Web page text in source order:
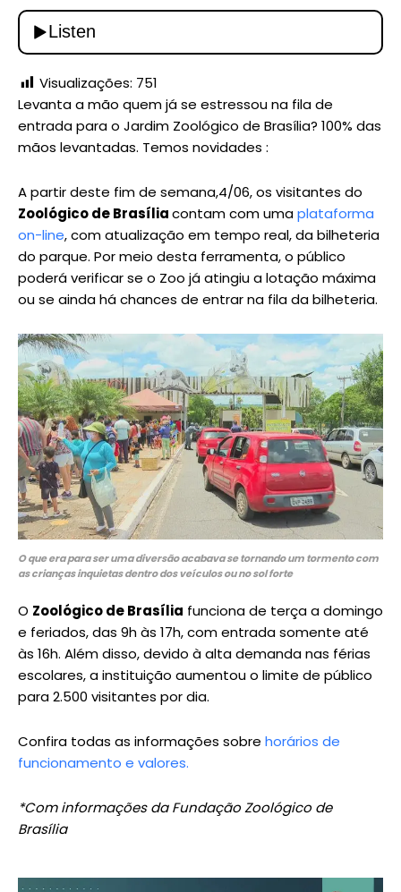
Visualizações: 751
Levanta a mão quem já se estressou na fila de
entrada para o Jardim Zoológico de Brasília? 100% das
mãos levantadas. Temos novidades :
A partir deste fim de semana,4/06, os visitantes do
Zoológico de Brasíliacontam com umaplataforma
on-line, com atualização em tempo real, da bilheteria
do parque. Por meio desta ferramenta, o público
poderá verificar se o Zoo já atingiu a lotação máxima
ou se ainda há chances de entrar na fila da bilheteria.
O que era para ser uma diversão acabava se tornando um tormento com
as crianças inquietas dentro dos veículos ou no sol forte
O Zoológico de Brasília funciona de terça a domingo
e feriados, das 9h às 17h, com entrada somente até
às 16h. Além disso, devido à alta demanda nas férias
escolares, a instituição aumentou o limite de público
para 2.500 visitantes por dia.
Confira todas as informações sobre horários de
funcionamento e valores.
*Com informações da Fundação Zoológico de
Brasília